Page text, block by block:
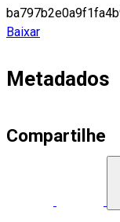
Baixar
Metadados
Compartilhe